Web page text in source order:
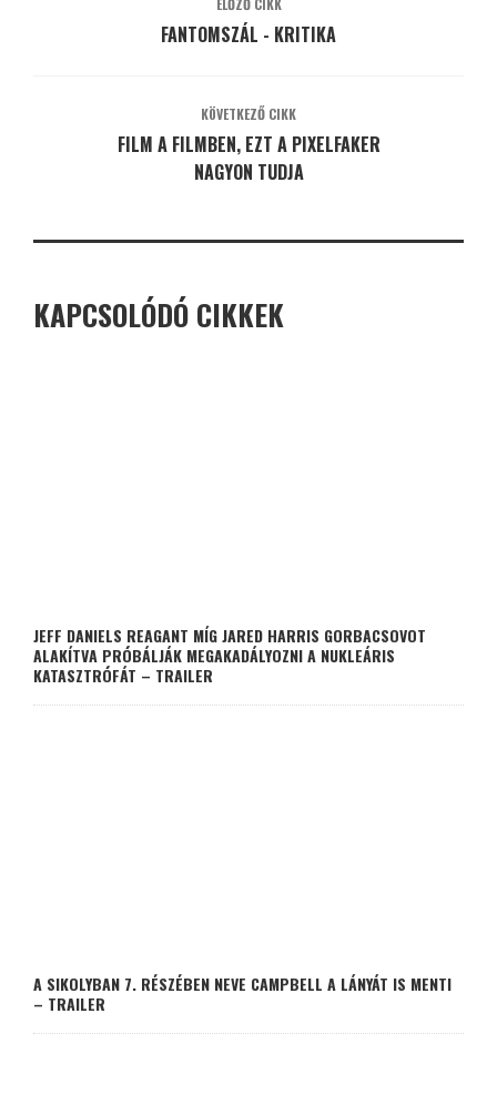
ELŐZŐ CIKK
FANTOMSZÁL - KRITIKA
KÖVETKEZŐ CIKK
FILM A FILMBEN, EZT A PIXELFAKER
NAGYON TUDJA
KAPCSOLÓDÓ CIKKEK
JEFF DANIELS REAGANT MÍG JARED HARRIS GORBACSOVOT
ALAKÍTVA PRÓBÁLJÁK MEGAKADÁLYOZNI A NUKLEÁRIS
KATASZTRÓFÁT – TRAILER
A SIKOLYBAN 7. RÉSZÉBEN NEVE CAMPBELL A LÁNYÁT IS MENTI
– TRAILER